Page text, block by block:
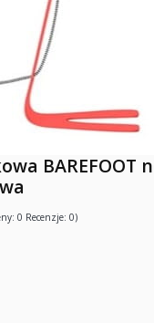
BAREFOOT
0 Recenzje: 0)